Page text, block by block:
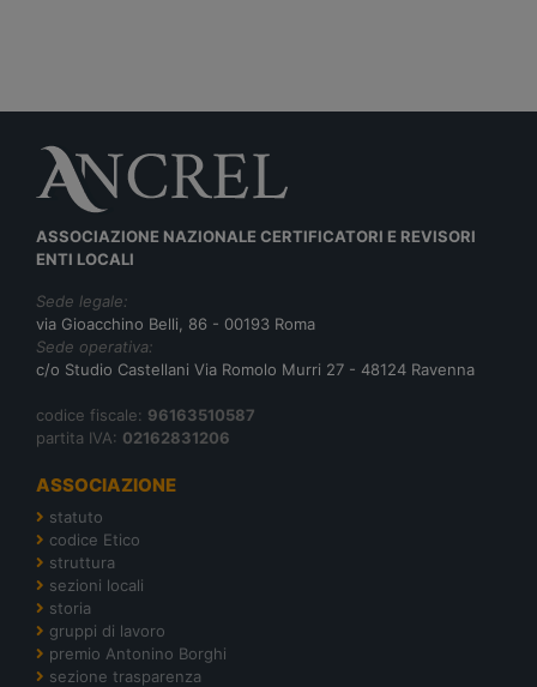
ASSOCIAZIONE NAZIONALE CERTIFICATORI E REVISORI
ENTI LOCALI
Sede legale:
via Gioacchino Belli, 86 - 00193 Roma
Sede operativa:
c/o Studio Castellani Via Romolo Murri 27 - 48124 Ravenna
codice fiscale: 96163510587
partita IVA: 02162831206
ASSOCIAZIONE
statuto
codice Etico
struttura
sezioni locali
storia
gruppi di lavoro
premio Antonino Borghi
sezione trasparenza